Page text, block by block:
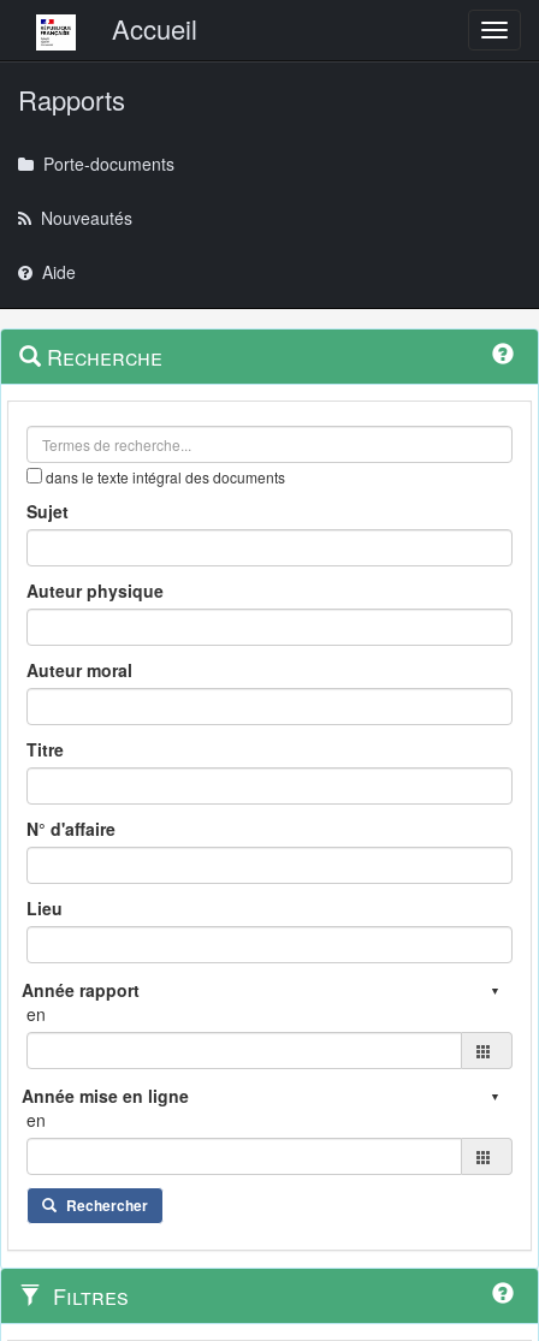
Menu principalAccueil
Rapports
Porte-documents
Nouveautés
Aide
Navigation
outils
Menu
contextuel
Recherche
dans le texte intégral des documents
Sujet
Auteur physique
Auteur moral
Titre
N° d'affaire
Lieu
en
en
Rechercher
Filtres